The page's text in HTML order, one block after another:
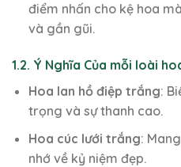
điểm nhấn cho kệ hoa
và gần gũi.
1.2. Ý Nghĩa Của mỗi loài
Hoa lan hồ điệp trắng:
trọng và sự thanh cao.
Hoa cúc lưới trắng:
nhớ về kỷ niệm đẹp.